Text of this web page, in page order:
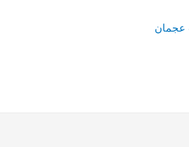
عجمان